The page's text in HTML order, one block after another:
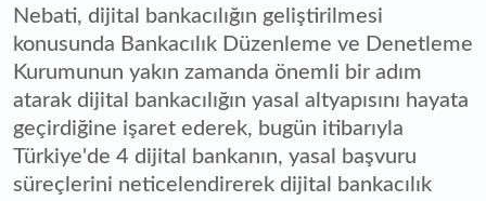
Nebati, dijital bankacılığın geliştirilmesi
konusunda Bankacılık Düzenleme ve Denetleme
Kurumunun yakın zamanda önemli bir adım
atarak dijital bankacılığın yasal altyapısını hayata
geçirdiğine işaret ederek, bugün itibarıyla
Türkiye'de 4 dijital bankanın, yasal başvuru
süreçlerini neticelendirerek dijital bankacılık